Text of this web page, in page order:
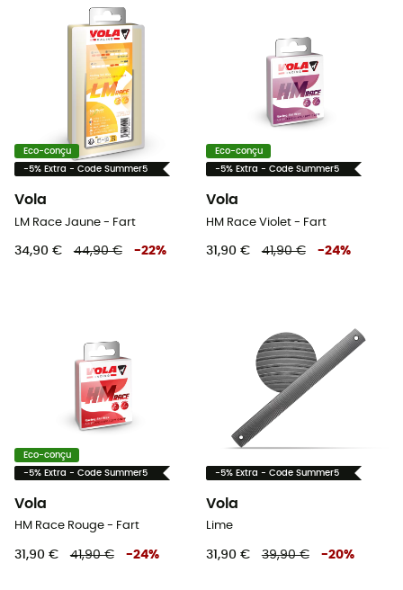
Eco-conçu
-5% Extra - Code Summer5
Vola
LM Race Jaune - Fart
34,90 € 44,90 € -22%
Eco-conçu
-5% Extra - Code Summer5
Vola
HM Race Violet - Fart
31,90 € 41,90 € -24%
Eco-conçu
-5% Extra - Code Summer5
Vola
HM Race Rouge - Fart
31,90 € 41,90 € -24%
-5% Extra - Code Summer5
Vola
Lime
31,90 € 39,90 € -20%